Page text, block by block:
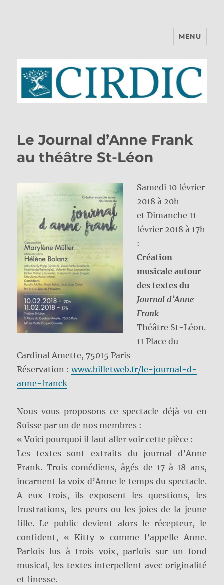
MENU
Le Journal d’Anne Frank
au théâtre St-Léon
Samedi 10 février
2018 à 20h
et Dimanche 11
février 2018 à 17h
:
Création
musicale autour
des textes du
Journal d’Anne
Frank
Théâtre St-Léon.
11 Place du
Cardinal Amette, 75015 Paris
Réservation :www.billetweb.fr/le-journal-d-
anne-franck
Nous vous proposons ce spectacle déjà vu en
Suisse par un de nos membres :
« Voici pourquoi il faut aller voir cette pièce :
Les textes sont extraits du journal d’Anne
Frank. Trois comédiens, âgés de 17 à 18 ans,
incarnent la voix d’Anne le temps du spectacle.
A eux trois, ils exposent les questions, les
frustrations, les peurs ou les joies de la jeune
fille. Le public devient alors le récepteur, le
confident, « Kitty » comme l’appelle Anne.
Parfois lus à trois voix, parfois sur un fond
musical, les textes interpellent avec originalité
et finesse.